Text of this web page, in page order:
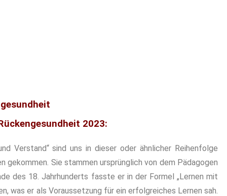
2023:
Verstand“ sind uns in dieser oder ähnlicher Reihenfolge
gekommen. Sie stammen ursprünglich von dem Pädagogen
des 18. Jahrhunderts fasste er in der Formel „Lernen mit
was er als Voraussetzung für ein erfolgreiches Lernen sah.